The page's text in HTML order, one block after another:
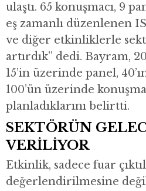
ulaştı. 65 konuşmacı, 9
eş zamanlı düzenlenen
ve diğer etkinliklerle
artırdık” dedi. Bayram,
15’in üzerinde panel,
100’ün üzerinde
planladıklarını belirtti.
SEKTÖRÜN
VERİLİYOR
Etkinlik, sadece fuar
değerlendirilmesine